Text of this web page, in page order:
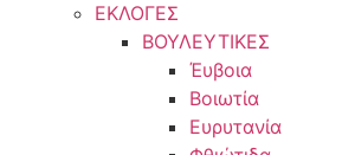
ΕΚΛΟΓΕΣ
ΒΟΥΛΕΥΤΙΚΕΣ
Έυβοια
Βοιωτία
Ευρυτανία